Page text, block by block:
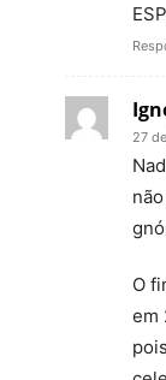
27
O
em